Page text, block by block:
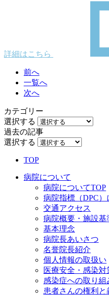
詳細はこちら
前へ
一覧へ
次へ
カテゴリー
選択する
過去の記事
選択する
TOP
病院について
病院についてTOP
病院指標（DPC）
交通アクセス
病院概要・施設基
基本理念
病院長あいさつ
名誉院長紹介
個人情報の取扱い
医療安全・感染対
感染症への取り組
患者さんの権利と